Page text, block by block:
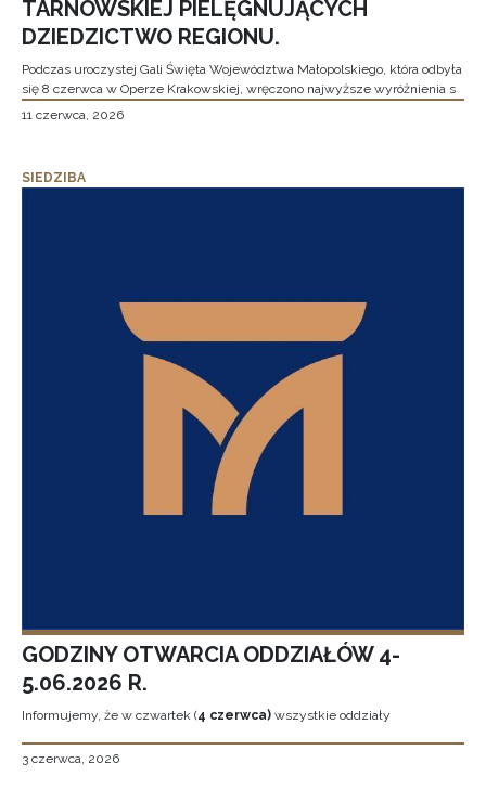
TARNOWSKIEJ PIELĘGNUJĄCYCH
DZIEDZICTWO REGIONU.
Podczas uroczystej Gali Święta Województwa Małopolskiego, która odbyła
się 8 czerwca w Operze Krakowskiej, wręczono najwyższe wyróżnienia s
11 czerwca, 2026
SIEDZIBA
GODZINY OTWARCIA ODDZIAŁÓW 4-
5.06.2026 R.
Informujemy, że w czwartek (4 czerwca) wszystkie oddziały
3 czerwca, 2026